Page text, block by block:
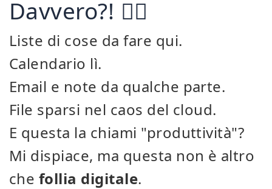
Davvero?! 🤦‍♂️
Liste di cose da fare qui.
Calendario lì.
Email e note da qualche parte.
File sparsi nel caos del cloud.
E questa la chiami "produttività"?
Mi dispiace, ma questa non è altro
che follia digitale.